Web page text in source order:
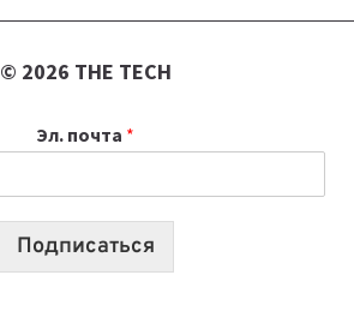
© 2026 THE TECH
Эл. почта *
Подписаться